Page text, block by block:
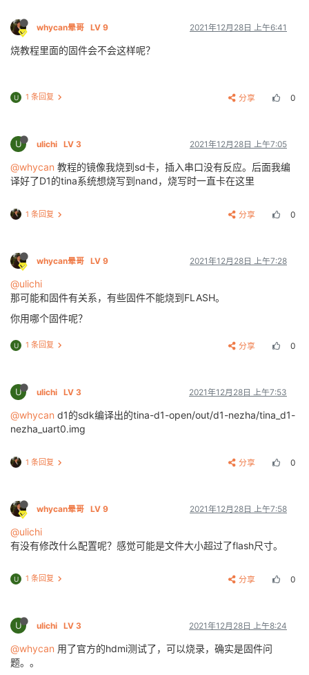
FEX_CMD_fes_verify_value
[69.057]fill gap : volume rootfs sects 0xfe8000
whycan晕哥 LV 9 2021年12月28日 上午6:41
烧教程里面的固件会不会这样呢？
U 1 条回复 分享 0
U ulichi LV 3 2021年12月28日 上午7:05
@whycan 教程的镜像我烧到sd卡，插入串口没有反应。后面我编
译好了D1的tina系统想烧写到nand，烧写时一直卡在这里
1 条回复 分享 0
whycan晕哥 LV 9 2021年12月28日 上午7:28
@ulichi
那可能和固件有关系，有些固件不能烧到FLASH。
你用哪个固件呢？
U 1 条回复 分享 0
U ulichi LV 3 2021年12月28日 上午7:53
@whycan d1的sdk编译出的tina-d1-open/out/d1-nezha/tina_d1-
nezha_uart0.img
1 条回复 分享 0
whycan晕哥 LV 9 2021年12月28日 上午7:58
@ulichi
有没有修改什么配置呢？感觉可能是文件大小超过了flash尺寸。
U 1 条回复 分享 0
U ulichi LV 3 2021年12月28日 上午8:24
@whycan 用了官方的hdmi测试了，可以烧录，确实是固件问
题。。